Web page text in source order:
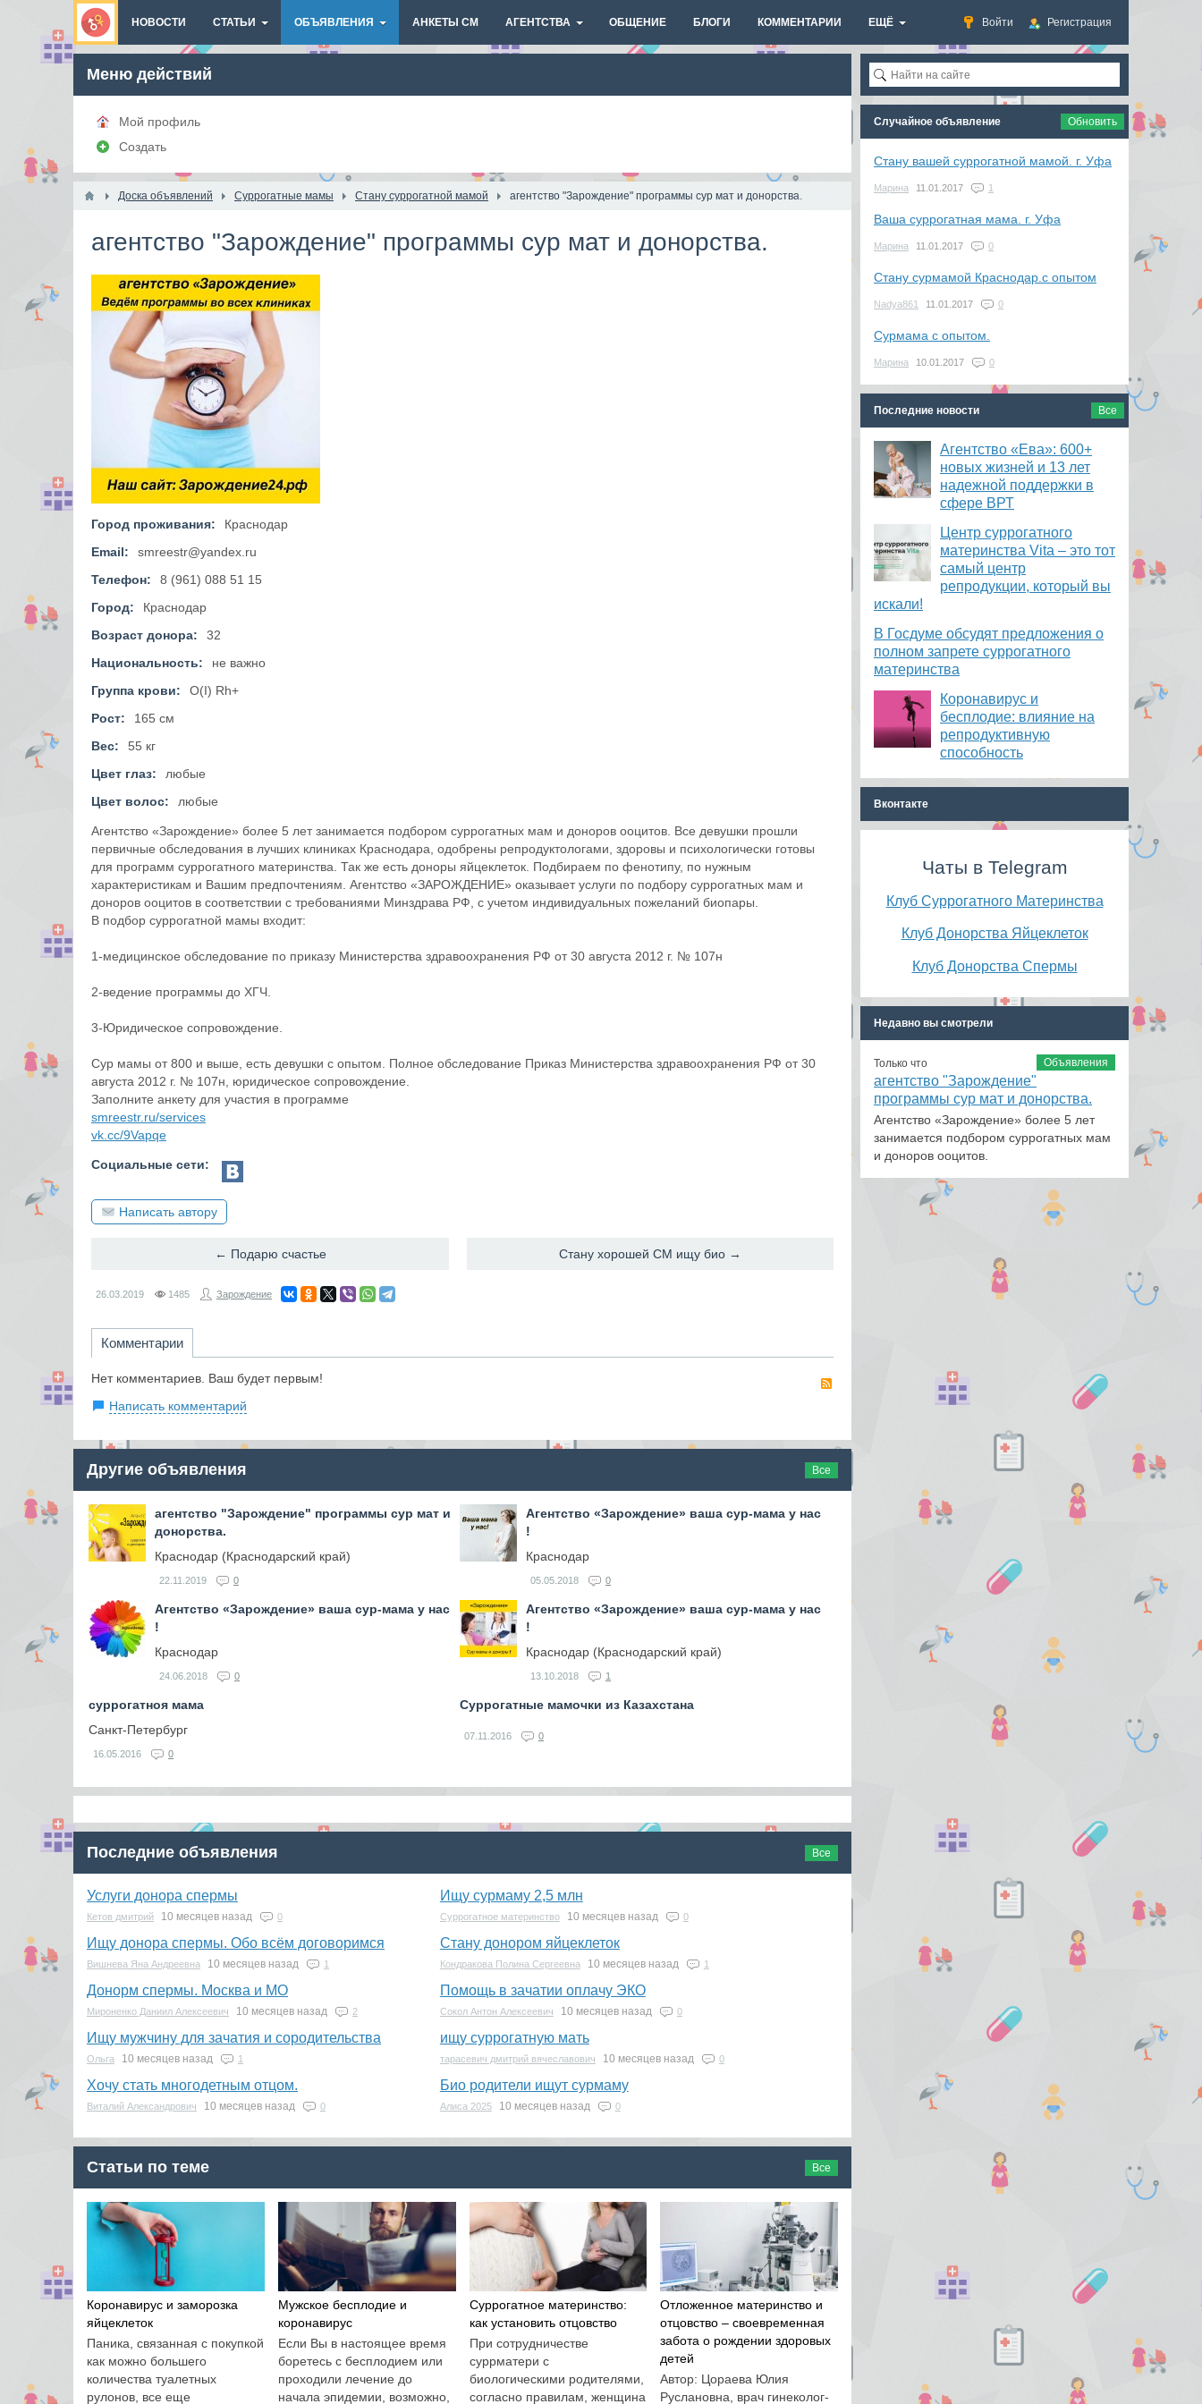
Войти Регистрация
НОВОСТИ СТАТЬИ ОБЪЯВЛЕНИЯ АНКЕТЫ СМ АГЕНТСТВА ОБЩЕНИЕ БЛОГИ КОММЕНТАРИИ ЕЩЁ
Меню действий
Мой профиль
Создать
Доска объявлений Суррогатные мамы Стану суррогатной мамой агентство "Зарождение" программы сур мат и донорства.
агентство "Зарождение" программы сур мат и донорства.
Город проживания:
Краснодар
Email:
smreestr@yandex.ru
Телефон:
8 (961) 088 51 15
Город:
Краснодар
Возраст донора:
32
Национальность:
не важно
Группа крови:
O(I) Rh+
Рост:
165 см
Вес:
55 кг
Цвет глаз:
любые
Цвет волос:
любые
Агентство «Зарождение» более 5 лет занимается подбором суррогатных мам и доноров ооцитов. Все девушки прошли
первичные обследования в лучших клиниках Краснодара, одобрены репродуктологами, здоровы и психологически готовы
для программ суррогатного материнства. Так же есть доноры яйцеклеток. Подбираем по фенотипу, по нужным
характеристикам и Вашим предпочтениям. Агентство «ЗАРОЖДЕНИЕ» оказывает услуги по подбору суррогатных мам и
доноров ооцитов в соответствии с требованиями Минздрава РФ, с учетом индивидуальных пожеланий биопары.
В подбор суррогатной мамы входит:
1-медицинское обследование по приказу Министерства здравоохранения РФ от 30 августа 2012 г. № 107н
2-ведение программы до ХГЧ.
3-Юридическое сопровождение.
Сур мамы от 800 и выше, есть девушки с опытом. Полное обследование Приказ Министерства здравоохранения РФ от 30
августа 2012 г. № 107н, юридическое сопровождение.
Заполните анкету для участия в программе
smreestr.ru/services
vk.cc/9Vapqe
Социальные сети:
Написать автору
← Подарю счастье Стану хорошей СМ ищу био →
26.03.2019 1485 Зарождение
Комментарии
Нет комментариев. Ваш будет первым!
Написать комментарий
Другие объявления Все
агентство "Зарождение" программы сур мат и
донорства.
Краснодар (Краснодарский край)
22.11.2019 0
Агентство «Зарождение» ваша сур-мама у нас
!
Краснодар
05.05.2018 0
Агентство «Зарождение» ваша сур-мама у нас
!
Краснодар
24.06.2018 0
Агентство «Зарождение» ваша сур-мама у нас
!
Краснодар (Краснодарский край)
13.10.2018 1
суррогатноя мама
Cанкт-Петербург
16.05.2016 0
Суррогатные мамочки из Казахстана
07.11.2016 0
Последние объявления Все
Услуги донора спермы
Кетов дмитрий 10 месяцев назад 0
Ищу сурмаму 2,5 млн
Суррогатное материнство 10 месяцев назад 0
Ищу донора спермы. Обо всём договоримся
Вишнева Яна Андреевна 10 месяцев назад 1
Стану донором яйцеклеток
Кондракова Полина Сергеевна 10 месяцев назад 1
Донорм спермы. Москва и МО
Мироненко Даниил Алексеевич 10 месяцев назад 2
Помощь в зачатии оплачу ЭКО
Сокол Антон Алексеевич 10 месяцев назад 0
Ищу мужчину для зачатия и сородительства
Ольга 10 месяцев назад 1
ищу суррогатную мать
тарасевич дмитрий вячеславович 10 месяцев назад 0
Хочу стать многодетным отцом.
Виталий Александрович 10 месяцев назад 0
Био родители ищут сурмаму
Алиса 2025 10 месяцев назад 0
Статьи по теме Все
Коронавирус и заморозка
яйцеклеток
Паника, связанная с покупкой
как можно большего
количества туалетных
рулонов, все еще
Мужское бесплодие и
коронавирус
Если Вы в настоящее время
боретесь с бесплодием или
проходили лечение до
начала эпидемии, возможно,
Суррогатное материнство:
как установить отцовство
При сотрудничестве
суррматери с
биологическими родителями,
согласно правилам, женщина
Отложенное материнство и
отцовство – своевременная
забота о рождении здоровых
детей
Автор: Цораева Юлия
Руслановна, врач гинеколог-
Случайное объявление Обновить
Стану вашей суррогатной мамой. г. Уфа
Марина 11.01.2017 1
Ваша суррогатная мама. г. Уфа
Марина 11.01.2017 0
Стану сурмамой Краснодар.с опытом
Nadya861 11.01.2017 0
Сурмама с опытом.
Марина 10.01.2017 0
Последние новости Все
Агентство «Ева»: 600+
новых жизней и 13 лет
надежной поддержки в
сфере ВРТ
​Центр суррогатного
материнства Vita – это тот
самый центр
репродукции, который вы
искали!
В Госдуме обсудят предложения о
полном запрете суррогатного
материнства
Коронавирус и
бесплодие: влияние на
репродуктивную
способность
Вконтакте
Чаты в Telegram
Клуб Суррогатного Материнства
Клуб Донорства Яйцеклеток
Клуб Донорства Спермы
Недавно вы смотрели
Объявления
Только что
агентство "Зарождение"
программы сур мат и донорства.
Агентство «Зарождение» более 5 лет
занимается подбором суррогатных мам
и доноров ооцитов.